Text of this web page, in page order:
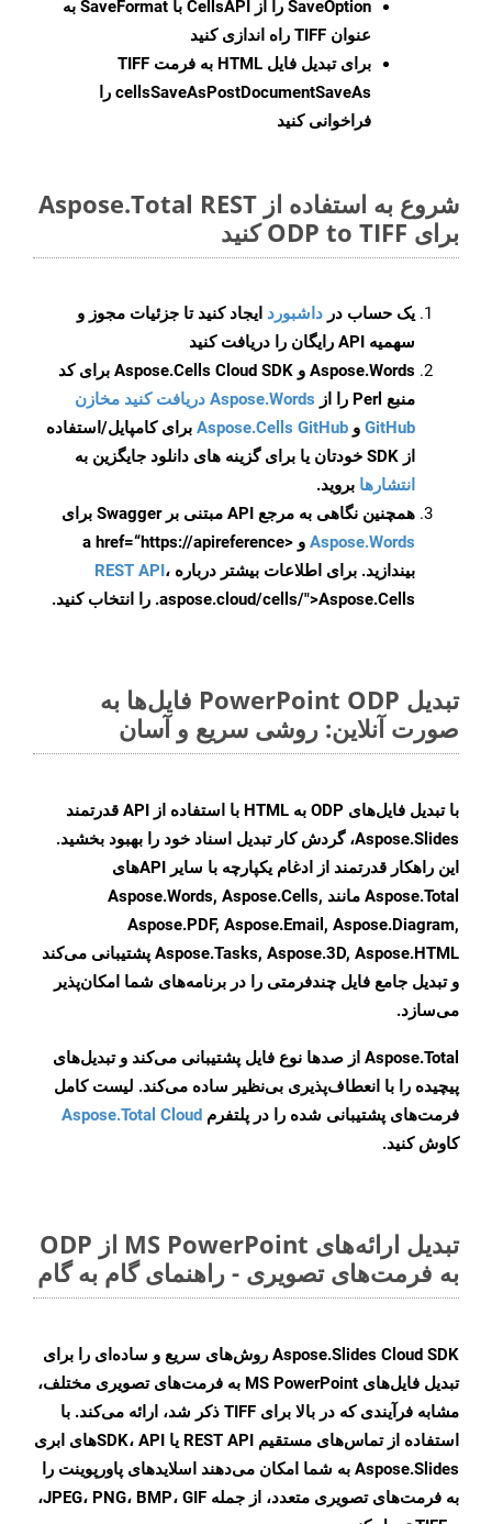
SaveOption
را از CellsAPI با SaveFormat به
عنوان TIFF راه اندازی کنید
برای تبدیل فایل HTML به فرمت
TIFF
cellsSaveAsPostDocumentSaveAs را
فراخوانی کنید
شروع به استفاده از Aspose.Total REST
برای ODP to TIFF کنید
یک حساب در داشبورد ایجاد کنید تا جزئیات مجوز و
سهمیه API رایگان را دریافت کنید
Aspose.Words و Aspose.Cells Cloud SDK برای کد
منبع Perl را از
Aspose.Words دریافت کنید مخازن
GitHub و Aspose.Cells GitHub برای کامپایل/استفاده
از SDK خودتان یا برای گزینه های دانلود جایگزین به
انتشارها بروید.
همچنین نگاهی به مرجع API مبتنی بر Swagger برای
Aspose.Words
و <a href=“https://apireference
بیندازید. برای اطلاعات بیشتر درباره REST API،
.aspose.cloud/cells/">Aspose.Cells را انتخاب کنید.
تبدیل PowerPoint ODP فایل‌ها به
صورت آنلاین: روشی سریع و آسان
با تبدیل فایل‌های ODP به HTML با استفاده از API قدرتمند
Aspose.Slides، گردش کار تبدیل اسناد خود را بهبود بخشید.
این راهکار قدرتمند از ادغام یکپارچه با سایر APIهای
Aspose.Total مانند Aspose.Words, Aspose.Cells,
Aspose.PDF, Aspose.Email, Aspose.Diagram,
Aspose.Tasks, Aspose.3D, Aspose.HTML پشتیبانی می‌کند
و تبدیل جامع فایل چندفرمتی را در برنامه‌های شما امکان‌پذیر
می‌سازد.
Aspose.Total از صدها نوع فایل پشتیبانی می‌کند و تبدیل‌های
پیچیده را با انعطاف‌پذیری بی‌نظیر ساده می‌کند. لیست کامل
فرمت‌های پشتیبانی شده را در پلتفرم Aspose.Total Cloud
کاوش کنید.
تبدیل ارائه‌های MS PowerPoint از ODP
به فرمت‌های تصویری - راهنمای گام به گام
Aspose.Slides Cloud SDK روش‌های سریع و ساده‌ای را برای
تبدیل فایل‌های MS PowerPoint به فرمت‌های تصویری مختلف،
مشابه فرآیندی که در بالا برای TIFF ذکر شد، ارائه می‌کند. با
استفاده از تماس‌های مستقیم REST API یا SDK، APIهای ابری
Aspose.Slides به شما امکان می‌دهند اسلایدهای پاورپوینت را
به فرمت‌های تصویری متعدد، از جمله JPEG، PNG، BMP، GIF،